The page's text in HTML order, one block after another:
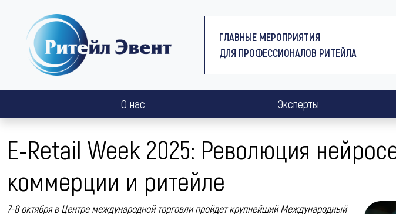
ГЛАВНЫЕ МЕРОПРИЯТИЯ
ДЛЯ ПРОФЕССИОНАЛОВ РИТЕЙЛА
О нас Эксперты
E-Retail Week 2025: Революция
коммерции и ритейле
7-8 октября в Центре международной торговли пройдет крупнейший Международный